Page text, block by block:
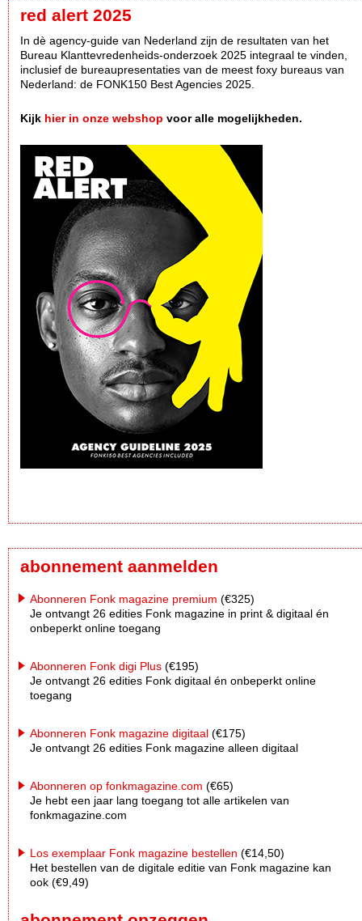
red alert 2025
In dè agency-guide van Nederland zijn de resultaten van het
Bureau Klanttevredenheids-onderzoek 2025 integraal te vinden,
inclusief de bureaupresentaties van de meest foxy bureaus van
Nederland: de FONK150 Best Agencies 2025.
Kijk hier in onze webshop voor alle mogelijkheden.
abonnement aanmelden
Abonneren Fonk magazine premium (€325)
Je ontvangt 26 edities Fonk magazine in print & digitaal én
onbeperkt online toegang
Abonneren Fonk digi Plus (€195)
Je ontvangt 26 edities Fonk digitaal én onbeperkt online
toegang
Abonneren Fonk magazine digitaal (€175)
Je ontvangt 26 edities Fonk magazine alleen digitaal
Abonneren op fonkmagazine.com (€65)
Je hebt een jaar lang toegang tot alle artikelen van
fonkmagazine.com
Los exemplaar Fonk magazine bestellen (€14,50)
Het bestellen van de digitale editie van Fonk magazine kan
ook (€9,49)